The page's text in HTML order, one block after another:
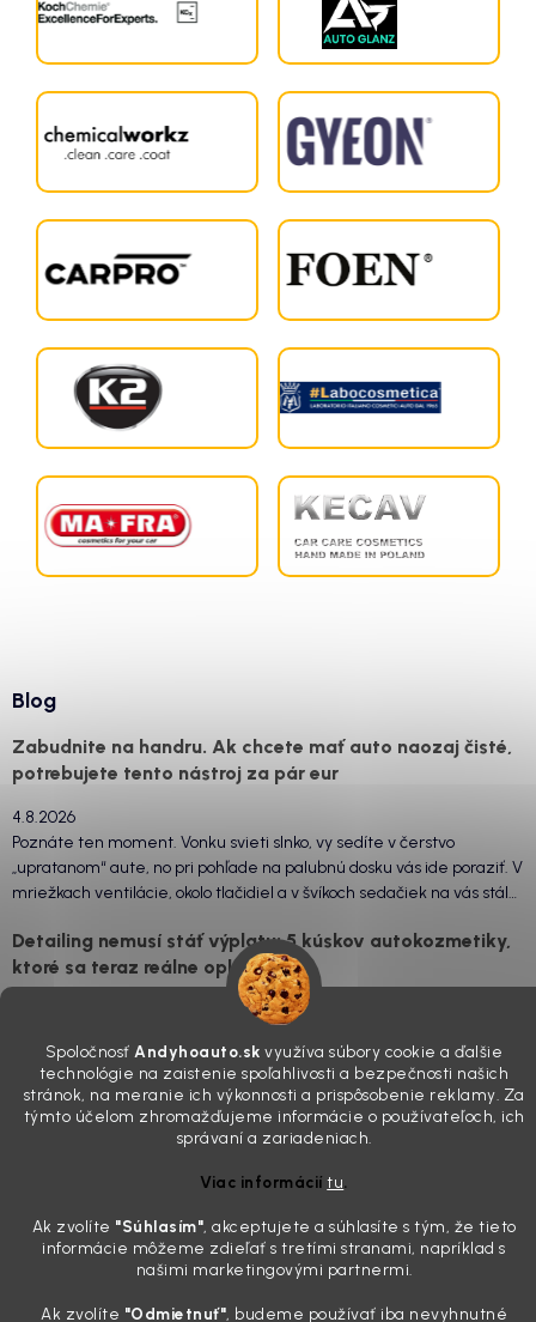
Spoločnosť Andyhoauto.sk využíva súbory cookie a ďalšie
technológie na zaistenie spoľahlivosti a bezpečnosti našich
stránok, na meranie ich výkonnosti a prispôsobenie reklamy. Za
týmto účelom zhromažďujeme informácie o používateľoch, ich
správaní a zariadeniach.
Viac informáciítu.
Ak zvolíte "Súhlasím", akceptujete a súhlasíte s tým, že tieto
informácie môžeme zdieľať s tretími stranami, napríklad s
našimi marketingovými partnermi.
Ak zvolíte "Odmietnuť", budeme používať iba nevyhnutné
Blog
Zabudnite na handru. Ak chcete mať auto naozaj čisté,
potrebujete tento nástroj za pár eur
4.8.2026
Poznáte ten moment. Vonku svieti slnko, vy sedíte v čerstvo
„upratanom“ aute, no pri pohľade na palubnú dosku vás ide poraziť. V
mriežkach ventilácie, okolo tlačidiel a v švíkoch sedačiek na vás stále
Detailing nemusí stáť výplatu: 5 kúskov autokozmetiky,
ktoré sa teraz reálne oplatia
niekoho nuda, pre nás najlepší relax. Lenže keď si v košíku spočítate
všetky tie fľaštičky, šampóny a utierky, výsledná suma vie poriadne
pokaziť náladu. Dobrá správa je, že aj profi výbava ...
Zabudnite na šmuhy: 7 overených vychytávok, ktoré z
Poznáte ten pocit. Sobota ráno, slnko sa oprie do laku a vy namiesto
radosti vidíte len šedý povlak, zaschnuté kvapky a kolesá čierne od
brzdového prachu. Pre niekoho je to len stroj na presun z bodu A do
bodu B, ale pre nás je to vizitka. Nič nepoka...